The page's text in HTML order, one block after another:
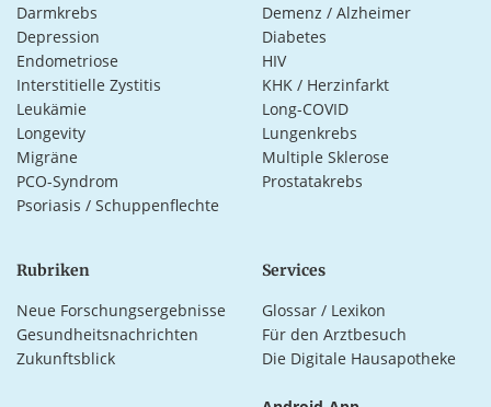
Darmkrebs
Demenz / Alzheimer
Depression
Diabetes
Endometriose
HIV
Interstitielle Zystitis
KHK / Herzinfarkt
Leukämie
Long-COVID
Longevity
Lungenkrebs
Migräne
Multiple Sklerose
PCO-Syndrom
Prostatakrebs
Psoriasis / Schuppenflechte
Rubriken
Neue Forschungsergebnisse
Gesundheitsnachrichten
Zukunftsblick
Services
Glossar / Lexikon
Für den Arztbesuch
Die Digitale Hausapotheke